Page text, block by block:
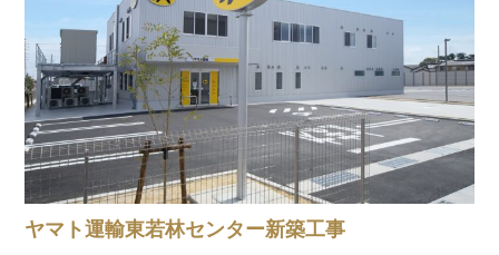
ヤマト運輸東若林センター新築工事